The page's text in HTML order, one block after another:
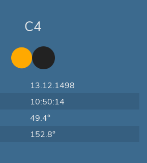
C4
13.12.1498
10:50:14
49.4°
152.8°